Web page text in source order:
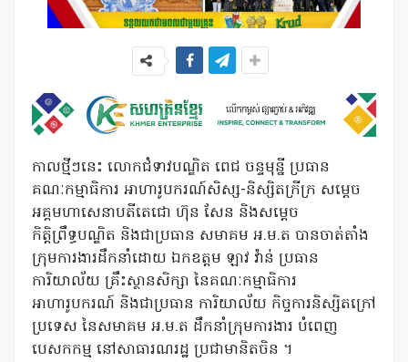
កាលថ្មីៗនេះ លោកជំទាវបណ្ឌិត ពេជ ចន្ទមុន្នី ប្រធាន
គណៈកម្មាធិការ អាហារូបករណ៍សិស្ស-និស្សិតក្រីក្រ សម្តេច
អគ្គមហាសេនាបតីតេជោ ហ៊ុន សែន និងសម្តេច
កិត្តិព្រឹទ្ធបណ្ឌិត និងជាប្រធាន សមាគម អ.ម.ត បានចាត់តាំង
ក្រុមការងារដឹកនាំដោយ ឯកឧត្តម ឡាវ វ៉ាន់ ប្រធាន
ការិយាល័យ គ្រឹះស្ថានសិក្សា នៃគណៈកម្មាធិការ
អាហារូបករណ៍ និងជាប្រធាន ការិយាល័យ កិច្ចការនិស្សិតក្រៅ
ប្រទេស នៃសមាគម អ.ម.ត ដឹកនាំក្រុមការងារ បំពេញ
បេសកកម្ម នៅសាធារណរដ្ឋ ប្រជាមានិតចិន ។